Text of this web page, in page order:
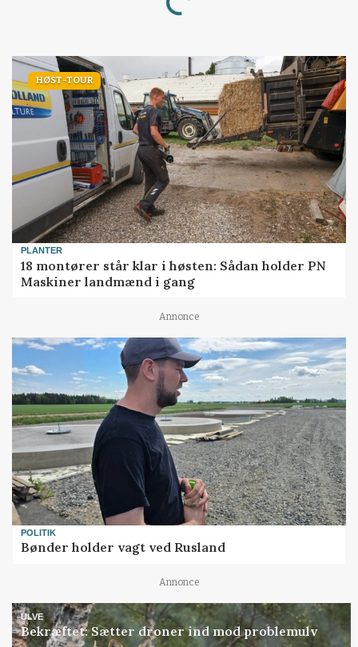
HØST-TOUR
PLANTER
18 montører står klar i høsten: Sådan holder PN
Maskiner landmænd i gang
Annonce
POLITIK
Bønder holder vagt ved Rusland
Annonce
ULVE
Bekræftet: Sætter droner ind mod problemulv